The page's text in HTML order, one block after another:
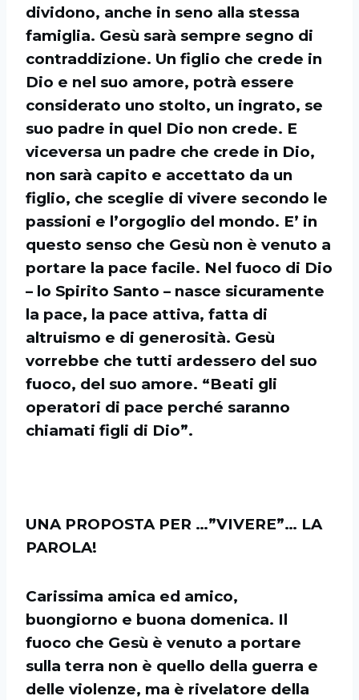
dividono, anche in seno alla stessa
famiglia. Gesù sarà sempre segno di
contraddizione. Un figlio che crede in
Dio e nel suo amore, potrà essere
considerato uno stolto, un ingrato, se
suo padre in quel Dio non crede. E
viceversa un padre che crede in Dio,
non sarà capito e accettato da un
figlio, che sceglie di vivere secondo le
passioni e l’orgoglio del mondo. E’ in
questo senso che Gesù non è venuto a
portare la pace facile. Nel fuoco di Dio
– lo Spirito Santo – nasce sicuramente
la pace, la pace attiva, fatta di
altruismo e di generosità. Gesù
vorrebbe che tutti ardessero del suo
fuoco, del suo amore. “Beati gli
operatori di pace perché saranno
chiamati figli di Dio”.
UNA PROPOSTA PER …”VIVERE”… LA
PAROLA!
Carissima amica ed amico,
buongiorno e buona domenica. Il
fuoco che Gesù è venuto a portare
sulla terra non è quello della guerra e
delle violenze, ma è rivelatore della